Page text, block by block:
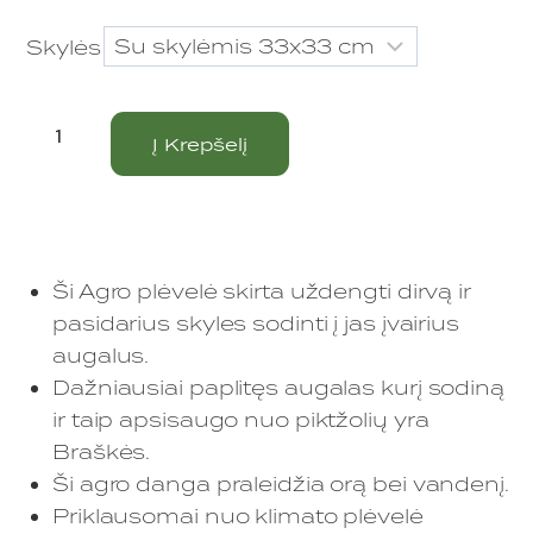
Skylės
Į Krepšelį
Ši Agro plėvelė skirta uždengti dirvą ir
pasidarius skyles sodinti į jas įvairius
augalus.
Dažniausiai paplitęs augalas kurį sodiną
ir taip apsisaugo nuo piktžolių yra
Braškės.
Ši agro danga praleidžia orą bei vandenį.
Priklausomai nuo klimato plėvelė